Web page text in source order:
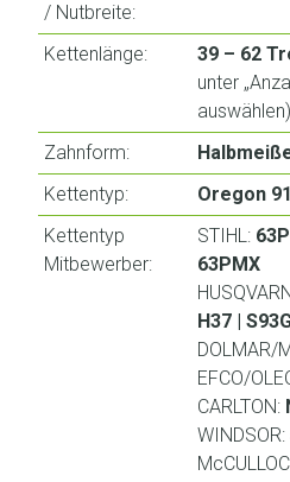
/ Nutbreite:
Kettenlänge: 39 – 62
unter
auswählen)
Zahnform:
Kettentyp:
Oregon
Kettentyp
Mitbewerber:
STIHL:
63PMX
H37 |
DOLMAR/
EFCO/
CARLTON:
WINDSOR: